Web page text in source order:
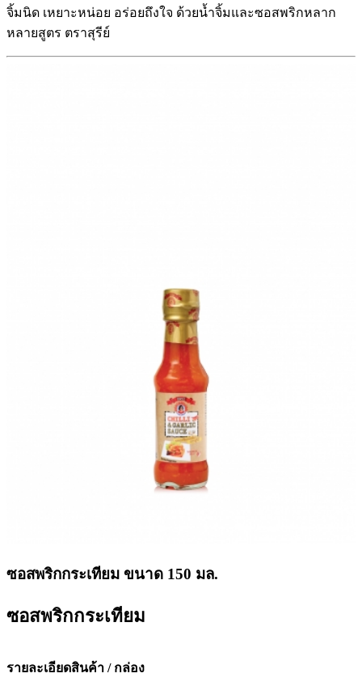
จิ้มนิด เหยาะหน่อย อร่อยถึงใจ ด้วยน้ำจิ้มและซอสพริกหลาก
หลายสูตร ตราสุรีย์
ซอสพริกกระเทียม ขนาด 150 มล.
ซอสพริกกระเทียม
รายละเอียดสินค้า / กล่อง